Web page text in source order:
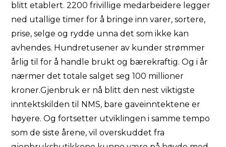
blitt etablert. 2200 frivillige medarbeidere legger
ned utallige timer for å bringe inn varer, sortere,
prise, selge og rydde unna det som ikke kan
avhendes. Hundretusener av kunder strømmer
årlig til for å handle brukt og bærekraftig. Og i år
nærmer det totale salget seg 100 millioner
kroner.Gjenbruk er nå blitt den nest viktigste
inntektskilden til NMS, bare gaveinntektene er
høyere. Og fortsetter utviklingen i samme tempo
som de siste årene, vil overskuddet fra